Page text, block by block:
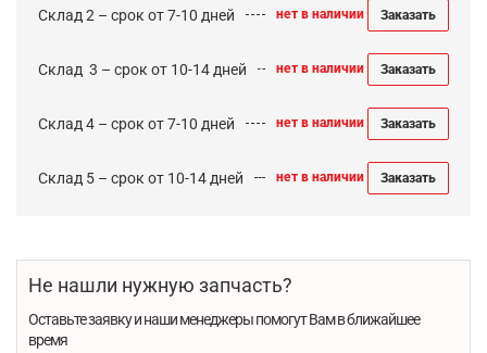
Склад 2 – срок от 7-10 дней нет в наличии Заказать
Cклад 3 – срок от 10-14 дней нет в наличии Заказать
Склад 4 – срок от 7-10 дней нет в наличии Заказать
Склад 5 – срок от 10-14 дней нет в наличии Заказать
Не нашли нужную запчасть?
Оставьте заявку и наши менеджеры помогут Вам в ближайшее
время